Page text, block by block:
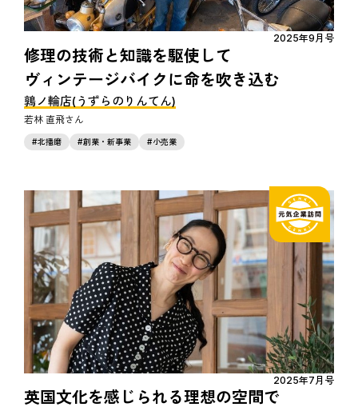
2025年9月号
修理の技術と知識を駆使して
ヴィンテージバイクに命を吹き込む
鶉ノ輪店(うずらのりんてん)
若林 直飛
北播磨 創業・新事業 小売業
2025年7月号
英国文化を感じられる理想の空間で